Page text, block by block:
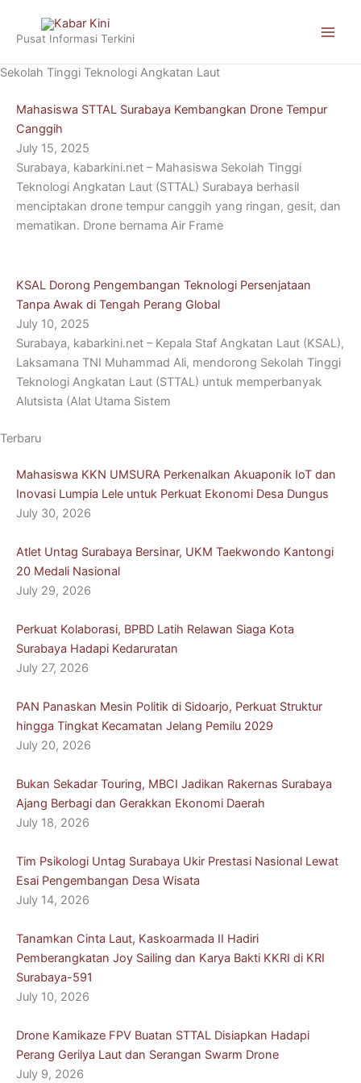
content
Pusat Informasi Terkini
Sekolah Tinggi Teknologi Angkatan Laut
Mahasiswa STTAL Surabaya Kembangkan Drone Tempur
Canggih
July 15, 2025
Surabaya, kabarkini.net – Mahasiswa Sekolah Tinggi
Teknologi Angkatan Laut (STTAL) Surabaya berhasil
menciptakan drone tempur canggih yang ringan, gesit, dan
mematikan. Drone bernama Air Frame
KSAL Dorong Pengembangan Teknologi Persenjataan
Tanpa Awak di Tengah Perang Global
July 10, 2025
Surabaya, kabarkini.net – Kepala Staf Angkatan Laut (KSAL),
Laksamana TNI Muhammad Ali, mendorong Sekolah Tinggi
Teknologi Angkatan Laut (STTAL) untuk memperbanyak
Alutsista (Alat Utama Sistem
Terbaru
Mahasiswa KKN UMSURA Perkenalkan Akuaponik IoT dan
Inovasi Lumpia Lele untuk Perkuat Ekonomi Desa Dungus
July 30, 2026
Atlet Untag Surabaya Bersinar, UKM Taekwondo Kantongi
20 Medali Nasional
July 29, 2026
Perkuat Kolaborasi, BPBD Latih Relawan Siaga Kota
Surabaya Hadapi Kedaruratan
July 27, 2026
PAN Panaskan Mesin Politik di Sidoarjo, Perkuat Struktur
hingga Tingkat Kecamatan Jelang Pemilu 2029
July 20, 2026
Bukan Sekadar Touring, MBCI Jadikan Rakernas Surabaya
Ajang Berbagi dan Gerakkan Ekonomi Daerah
July 18, 2026
Tim Psikologi Untag Surabaya Ukir Prestasi Nasional Lewat
Esai Pengembangan Desa Wisata
July 14, 2026
Tanamkan Cinta Laut, Kaskoarmada II Hadiri
Pemberangkatan Joy Sailing dan Karya Bakti KKRI di KRI
Surabaya-591
July 10, 2026
Drone Kamikaze FPV Buatan STTAL Disiapkan Hadapi
Perang Gerilya Laut dan Serangan Swarm Drone
July 9, 2026